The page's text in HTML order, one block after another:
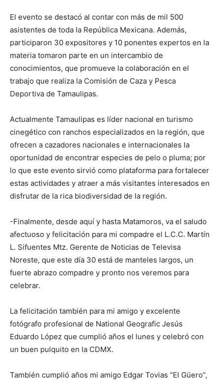
El evento se destacó al contar con más de mil 500
asistentes de toda la República Mexicana. Además,
participaron 30 expositores y 10 ponentes expertos en la
materia tomaron parte en un intercambio de
conocimientos, que promueve la colaboración en el
trabajo que realiza la Comisión de Caza y Pesca
Deportiva de Tamaulipas.
Actualmente Tamaulipas es líder nacional en turismo
cinegético con ranchos especializados en la región, que
ofrecen a cazadores nacionales e internacionales la
oportunidad de encontrar especies de pelo o pluma; por
lo que este evento sirvió como plataforma para fortalecer
estas actividades y atraer a más visitantes interesados en
disfrutar de la rica biodiversidad de la región.
-Finalmente, desde aquí y hasta Matamoros, va el saludo
afectuoso y felicitación para mi compadre el L.C.C. Martín
L. Sifuentes Mtz. Gerente de Noticias de Televisa
Noreste, que este día 30 está de manteles largos, un
fuerte abrazo compadre y pronto nos veremos para
celebrar.
La felicitación también para mi amigo y excelente
fotógrafo profesional de National Geografic Jesús
Eduardo López que cumplió años el lunes y celebró con
un buen pulquito en la CDMX.
También cumplió años mi amigo Edgar Tovias “El Güero”,